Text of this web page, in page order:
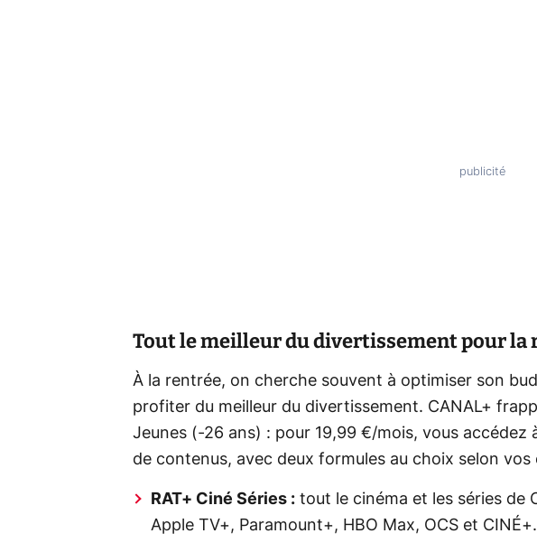
Tout le meilleur du divertissement pour la
À la rentrée, on cherche souvent à optimiser son
profiter du meilleur du divertissement. CANAL+
Jeunes (-26 ans) : pour 19,99 €/mois, vous accédez
de contenus, avec deux formules au choix selon vos
RAT+ Ciné Séries : tout le cinéma et les séries de
Apple TV+, Paramount+, HBO Max, OCS et